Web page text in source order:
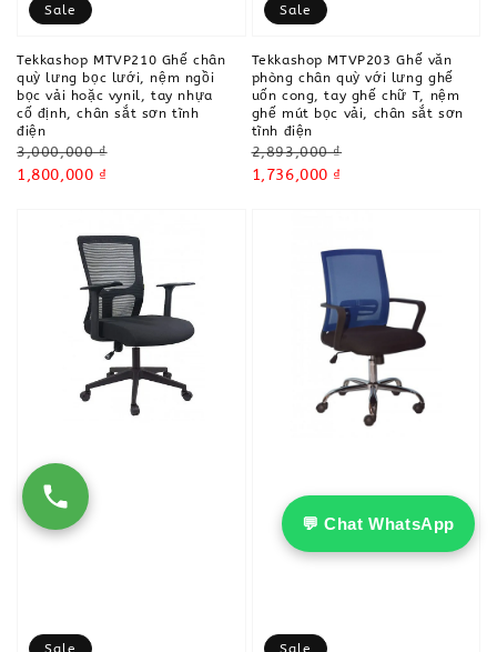
💬 Chat WhatsApp
Sale
Tekkashop MTVP210 Ghế chân
quỳ lưng bọc lưới, nệm ngồi
bọc vải hoặc vynil, tay nhựa
cố định, chân sắt sơn tĩnh
điện
Regular
price
3,000,000 ₫
Sale
1,800,000 ₫
Sale
Tekkashop MTVP203 Ghế văn
phòng chân quỳ với lưng ghế
uốn cong, tay ghế chữ T, nệm
ghế mút bọc vải, chân sắt sơn
tĩnh điện
Regular
price
2,893,000 ₫
Sale
1,736,000 ₫